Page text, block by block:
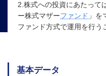
2.株式への投資にあたって
ー株式マザーファンド 」
ファンド方式で運用を行う
基本データ